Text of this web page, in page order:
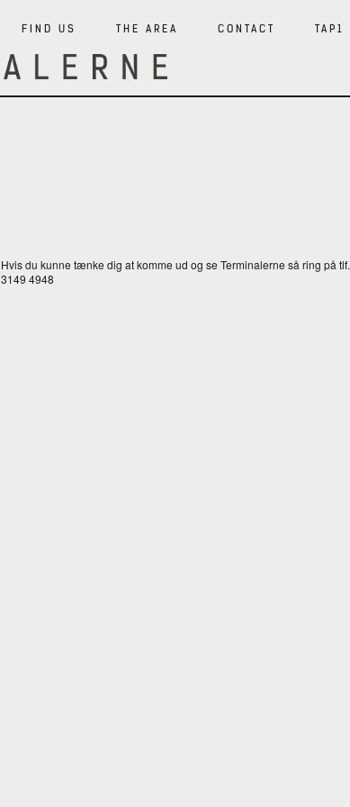
FIND US THE AREA CONTACT TAP1
Hvis du kunne tænke dig at komme ud og se Terminalerne så ring på tlf.
3149 4948